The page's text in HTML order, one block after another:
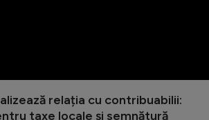
relația cu contribuabilii:
taxe locale și semnătură